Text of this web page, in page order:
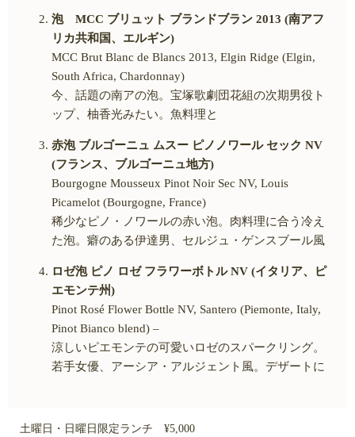
泡 MCC ブリュット ブランドブラン 2013 (南アフ
リカ共和国、エルギン)
MCC Brut Blanc de Blancs 2013, Elgin Ridge (Elgin,
South Africa, Chardonnay)
今、話題の南アの泡。宝塚歌劇団花組の次期男役ト
ップ、柚香光みたい。魚料理と
赤泡 ブルゴーニュ ムスー ピノノワール セック NV
(フランス、ブルゴーニュ地方)
Bourgogne Mousseux Pinot Noir Sec NV, Louis
Picamelot (Bourgogne, France)
稀少なピノ・ノワールの赤い泡。肉料理に合う冷え
た泡。癖のある伊達男、セルジュ・ゲンスブール風
ロゼ泡 ピノ ロゼ フラワーボトル NV (イタリア、ピ
エモンテ州)
Pinot Rosé Flower Bottle NV, Santero (Piemonte, Italy,
Pinot Bianco blend) –
涼しいピエモンテの可愛いロゼのスパークリング。
若手女優、アーシア・アルジェント風。デザートに
土曜日・日曜日限定ランチ ¥5,000